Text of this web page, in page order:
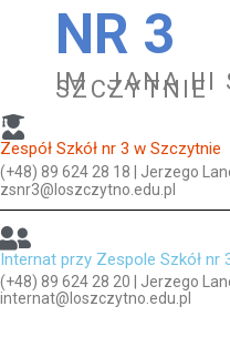
NR 3
IM. JANA III
SZCZYTNIE
Zespół Szkół nr 3 w Szczytnie
(+48) 89 624 28 18 | Jerzego
zsnr3@loszczytno.edu.pl
Internat przy Zespole Szkół nr
(+48) 89 624 28 20 | Jerzego
internat@loszczytno.edu.pl